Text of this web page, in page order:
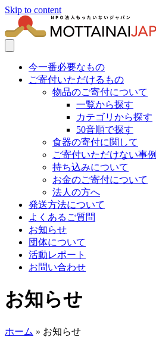
Skip to content
今一番必要なもの
ご寄付いただけるもの
物品のご寄付について
一覧から探す
カテゴリから探す
50音順で探す
食器の寄付に関して
ご寄付いただけない事例
持ち込みについて
お金のご寄付について
法人の方へ
発送方法について
よくあるご質問
お知らせ
団体について
活動レポート
お問い合わせ
お知らせ
ホーム » お知らせ